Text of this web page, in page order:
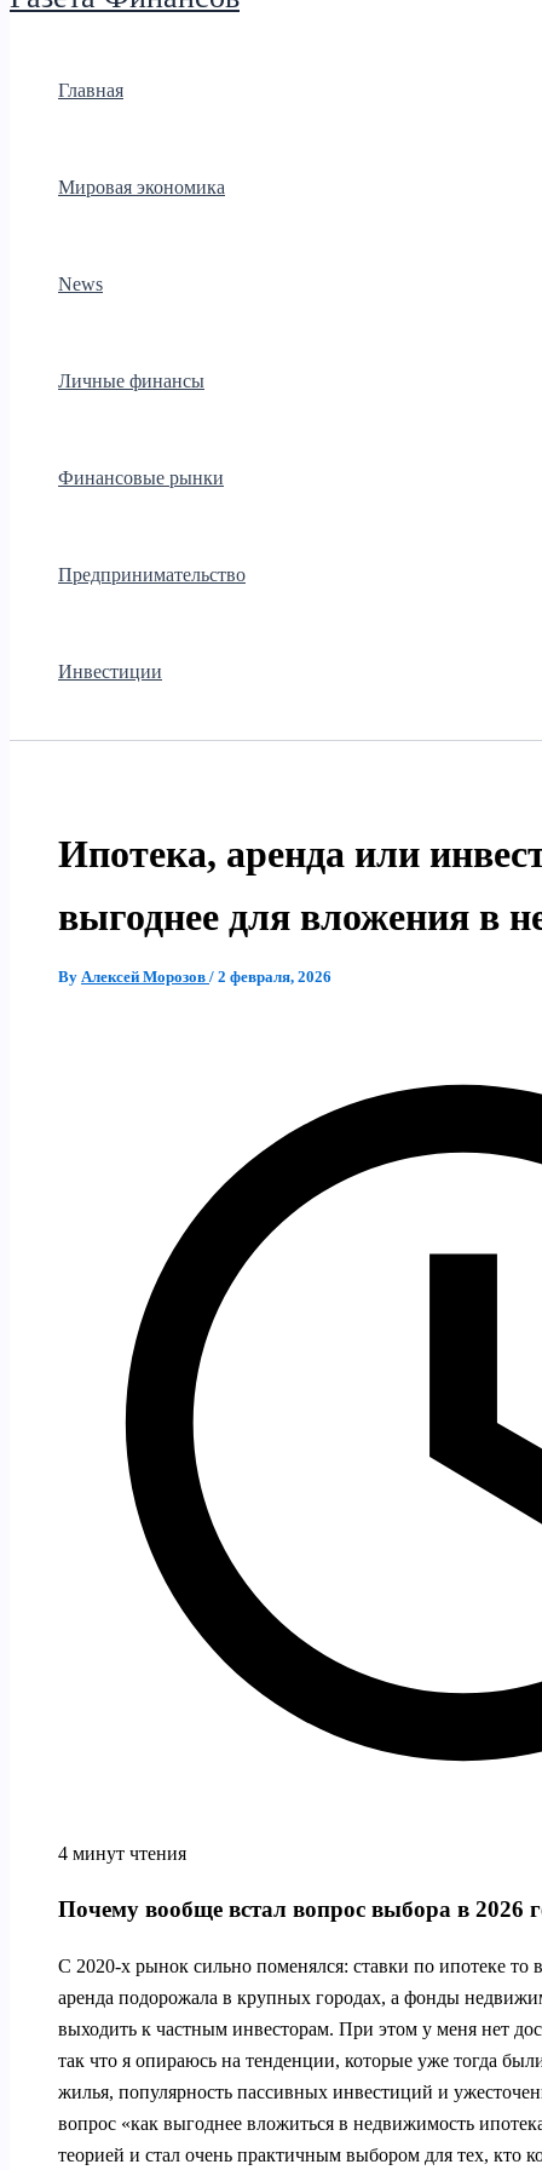
Главная
Мировая экономика
News
Личные финансы
Финансовые рынки
Предпринимательство
Инвестиции
Ипотека, аренда или
выгоднее для вложения в
By Алексей Морозов / 2 февраля, 2026
4 минут чтения
Почему вообще встал вопрос выбора в 2026
С 2020-х рынок сильно поменялся: ставки по ипотеке то
аренда подорожала в крупных городах, а фонды
выходить к частным инвесторам. При этом у меня нет
так что я опираюсь на тенденции, которые уже тогда
жилья, популярность пассивных инвестиций и
вопрос «как выгоднее вложиться в недвижимость
теорией и стал очень практичным выбором для тех, кто